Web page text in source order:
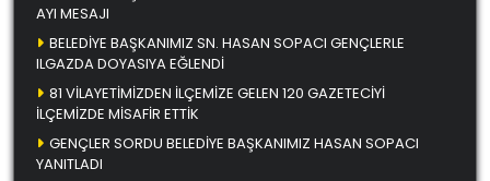
AYI MESAJI
BELEDİYE BAŞKANIMIZ SN. HASAN SOPACI GENÇLERLE
ILGAZDA DOYASIYA EĞLENDİ
81 VİLAYETİMİZDEN İLÇEMİZE GELEN 120 GAZETECİYİ
İLÇEMİZDE MİSAFİR ETTİK
GENÇLER SORDU BELEDİYE BAŞKANIMIZ HASAN SOPACI
YANITLADI